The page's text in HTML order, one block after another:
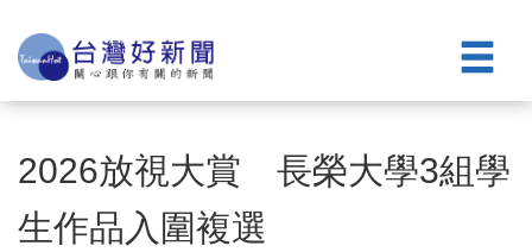
2026放視大賞 長榮大學3組學
生作品入圍複選